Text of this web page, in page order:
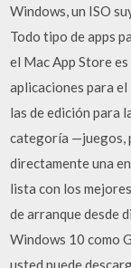
Windows, un ISO
Todo tipo de apps
el Mac App Store
aplicaciones para
las de edición para
categoría —juegos,
directamente una
lista con los
de arranque desde
Windows 10 como
usted puede